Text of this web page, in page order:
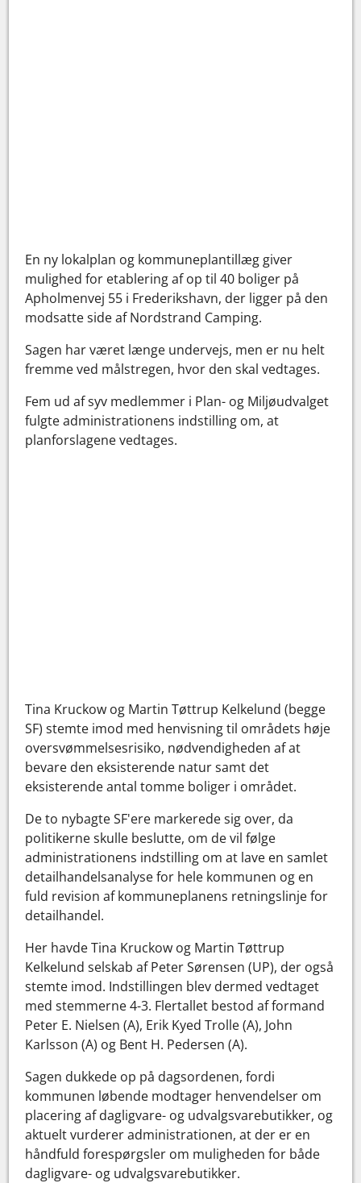
En ny lokalplan og kommuneplantillæg giver
mulighed for etablering af op til 40 boliger på
Apholmenvej 55 i Frederikshavn, der ligger på den
modsatte side af Nordstrand Camping.
Sagen har været længe undervejs, men er nu helt
fremme ved målstregen, hvor den skal vedtages.
Fem ud af syv medlemmer i Plan- og Miljøudvalget
fulgte administrationens indstilling om, at
planforslagene vedtages.
Tina Kruckow og Martin Tøttrup Kelkelund (begge
SF) stemte imod med henvisning til områdets høje
oversvømmelsesrisiko, nødvendigheden af at
bevare den eksisterende natur samt det
eksisterende antal tomme boliger i området.
De to nybagte SF'ere markerede sig over, da
politikerne skulle beslutte, om de vil følge
administrationens indstilling om at lave en samlet
detailhandelsanalyse for hele kommunen og en
fuld revision af kommuneplanens retningslinje for
detailhandel.
Her havde Tina Kruckow og Martin Tøttrup
Kelkelund selskab af Peter Sørensen (UP), der også
stemte imod. Indstillingen blev dermed vedtaget
med stemmerne 4-3. Flertallet bestod af formand
Peter E. Nielsen (A), Erik Kyed Trolle (A), John
Karlsson (A) og Bent H. Pedersen (A).
Sagen dukkede op på dagsordenen, fordi
kommunen løbende modtager henvendelser om
placering af dagligvare- og udvalgsvarebutikker, og
aktuelt vurderer administrationen, at der er en
håndfuld forespørgsler om muligheden for både
dagligvare- og udvalgsvarebutikker.